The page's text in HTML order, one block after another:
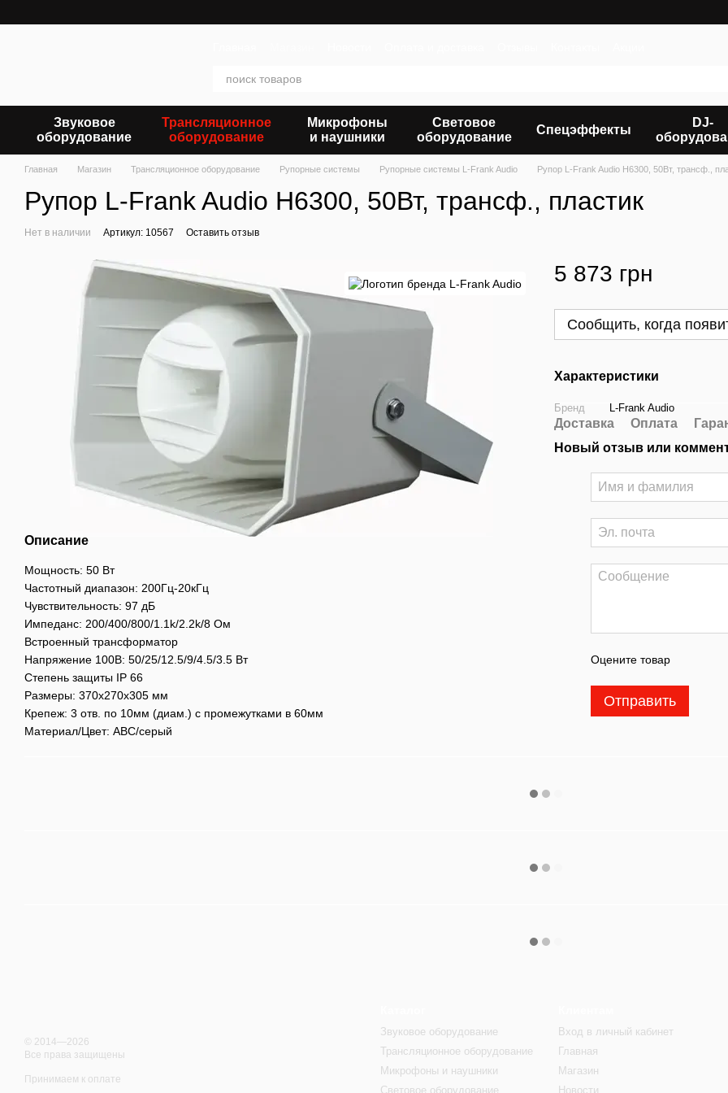
Звуковое
оборудование
Трансляционное
оборудование
Микрофоны
и наушники
Световое
оборудование
Спецэффекты
DJ-
Главная Магазин Трансляционное оборудование Рупорные системы Рупорные системы L-Frank Audio Рупор L-Frank Audio H6300, 50Вт, трансф.,
Рупор L-Frank Audio H6300, 50Вт, трансф., пластик
Нет в наличии Артикул: 10567 Оставить отзыв
Описание
Мощность: 50 Вт
Частотный диапазон: 200Гц-20кГц
Чувствительность: 97 дБ
Импеданс: 200/400/800/1.1k/2.2k/8 Ом
Встроенный трансформатор
Напряжение 100В: 50/25/12.5/9/4.5/3.5 Вт
Степень защиты IP 66
Размеры: 370x270x305 мм
Крепеж: 3 отв. по 10мм (диам.) с промежутками в 60мм
Материал/Цвет: ABC/серый
5 873 грн
Сообщить, когда
Характеристики
Бренд L-Frank Audio
Доставка Оплата
Новый отзыв или
Оцените товар
Отправить
© 2014—2026
Все права защищены
Принимаем к оплате
Звуковое оборудование
Трансляционное оборудование
Микрофоны и наушники
Световое оборудование
Вход в личный кабинет
Главная
Магазин
Новости